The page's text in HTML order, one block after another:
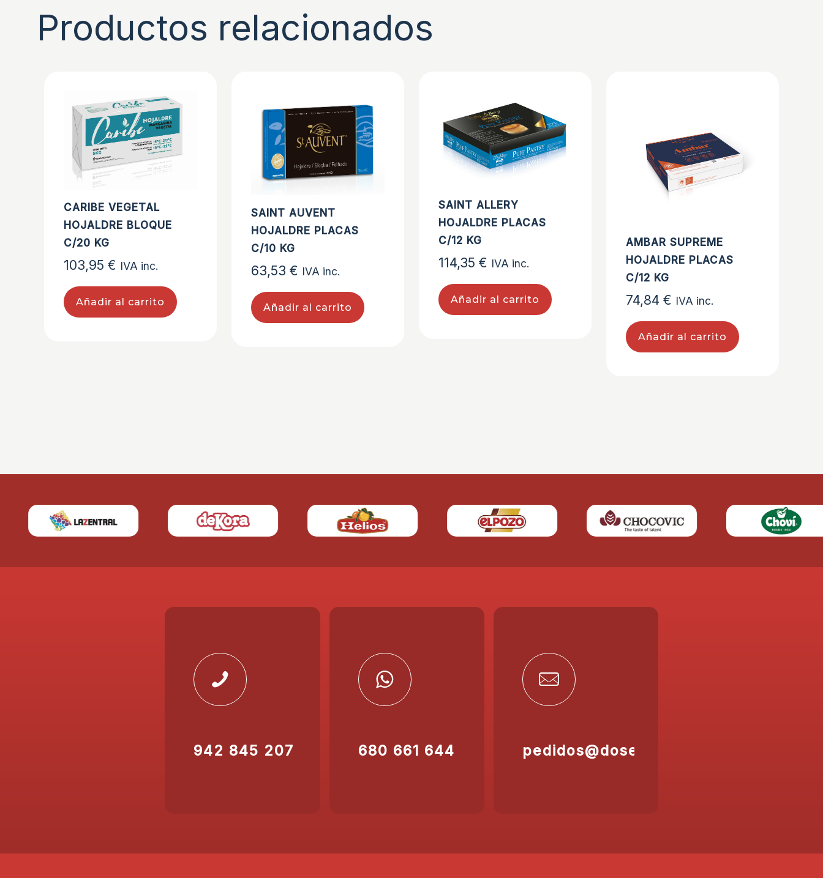
Productos relacionados
CARIBE VEGETAL
HOJALDRE BLOQUE
C/20 KG
103,95€ IVA inc.
Añadir al carrito
SAINT AUVENT
HOJALDRE PLACAS
C/10 KG
63,53€ IVA inc.
Añadir al carrito
SAINT ALLERY
HOJALDRE PLACAS
C/12 KG
114,35€ IVA inc.
Añadir al carrito
AMBAR SUPREME
HOJALDRE PLACAS
C/12 KG
74,84€ IVA inc.
Añadir al carrito
942 845 207 680 661 644 pedidos@doser.es